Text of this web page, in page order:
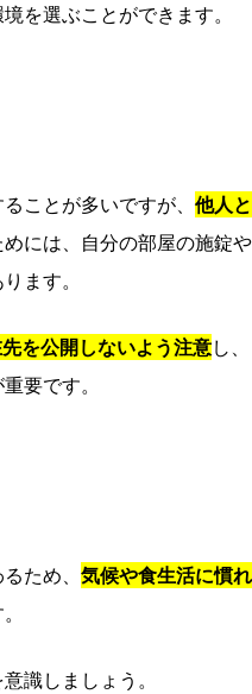
を選ぶことができます。
ことが多いですが、 他人
めには、自分の部屋の施錠
ます。
を公開しないよう注意し
要です。
ため、 気候や食生活に慣
識しましょう。